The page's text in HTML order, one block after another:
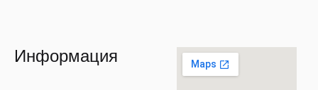
Информация